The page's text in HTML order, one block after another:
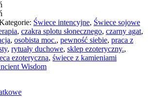
Świece intencyjne, Świece sojowe
, czakra splotu słonecznego, czarny agat,
, osobista moc., pewność siebie, praca z
, rytuały duchowe, sklep ezoteryczny.,
ezoteryczna, świece z kamieniami
Wisdom